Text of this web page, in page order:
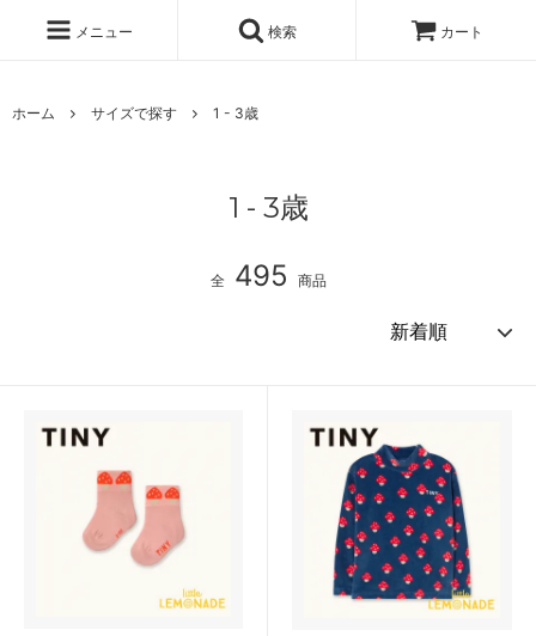
メニュー 検索 カート
ホーム サイズで探す 1 - 3歳
1 - 3歳
全 495 商品